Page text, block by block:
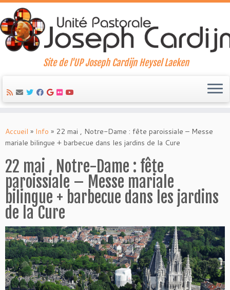
to
content
Site de l'UP Joseph Cardijn Heysel Laeken
Accueil » Info » 22 mai , Notre-Dame : fête paroissiale – Messe
mariale bilingue + barbecue dans les jardins de la Cure
22 mai , Notre-Dame : fête
paroissiale – Messe mariale
bilingue + barbecue dans les jardins
de la Cure